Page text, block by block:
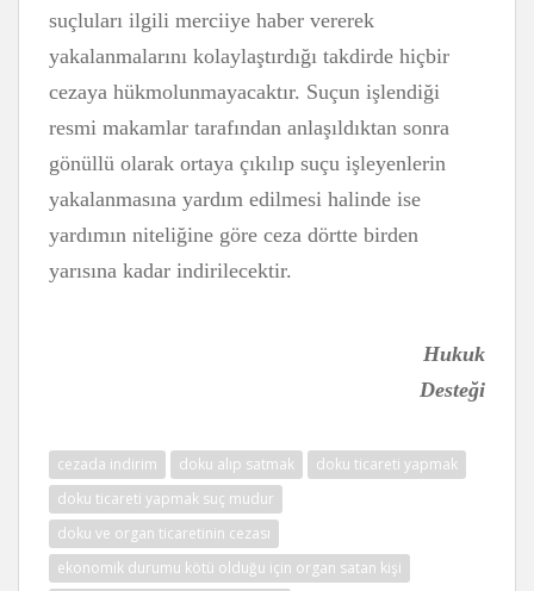
suçluları ilgili merciiye haber vererek
yakalanmalarını kolaylaştırdığı takdirde hiçbir
cezaya hükmolunmayacaktır. Suçun işlendiği
resmi makamlar tarafından anlaşıldıktan sonra
gönüllü olarak ortaya çıkılıp suçu işleyenlerin
yakalanmasına yardım edilmesi halinde ise
yardımın niteliğine göre ceza dörtte birden
yarısına kadar indirilecektir.
Hukuk
Desteği
cezada indirim doku alıp satmak
doku ticareti yapmak
doku ticareti yapmak suç mudur
doku ve organ ticaretinin cezası
ekonomik durumu kötü olduğu için organ satan kişi